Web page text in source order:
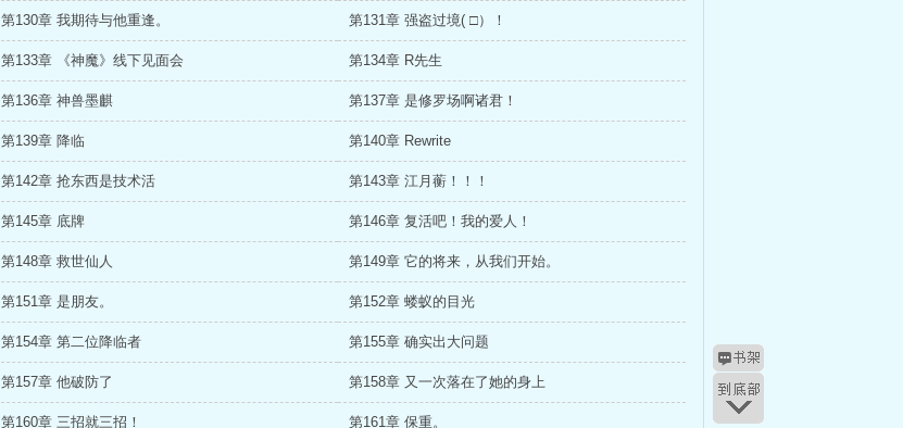
第130章 我期待与他重逢。 第131章 强盗过境( □）！
第133章 《神魔》线下见面会 第134章 R先生
第136章 神兽墨麒 第137章 是修罗场啊诸君！
第139章 降临 第140章 Rewrite
第142章 抢东西是技术活 第143章 江月蘅！！！
第145章 底牌 第146章 复活吧！我的爱人！
第148章 救世仙人 第149章 它的将来，从我们开始。
第151章 是朋友。 第152章 蝼蚁的目光
第154章 第二位降临者 第155章 确实出大问题
第157章 他破防了 第158章 又一次落在了她的身上
第160章 三招就三招！ 第161章 保重。